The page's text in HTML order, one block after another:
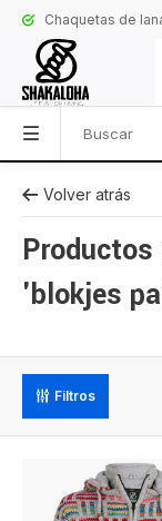
Chaquetas de
Volver atrás
'blokjes
Filtros